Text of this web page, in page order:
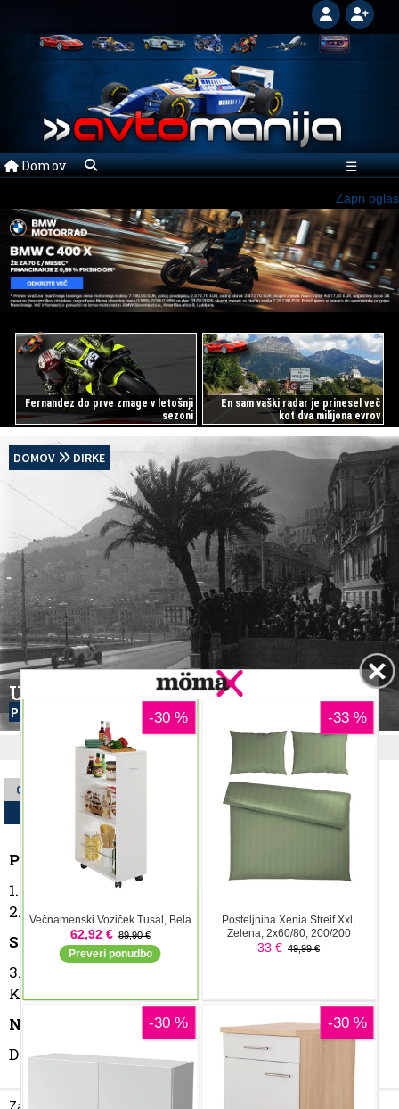
Domov ☰
Zapri oglas
Fernandez do prve zmage v letošnji
sezoni
En sam vaški radar je prinesel več
kot dva milijona evrov
DOMOV DIRKE
Urnik VN Monaka
Pred dirko
01.06.2026
In končno smo nazaj v Evropi, začenjamo v
kneževini - ob normalnih urah.
Artur Švarc
Petek
1. trening - 13:30 - 14:30
2. trening - 17:00 - 18:00
Sobota
3. trening - 12:30 - 13:30
Kvalifikacije: 16:00 - 17:00
Nedelja
Dirka - 15:00